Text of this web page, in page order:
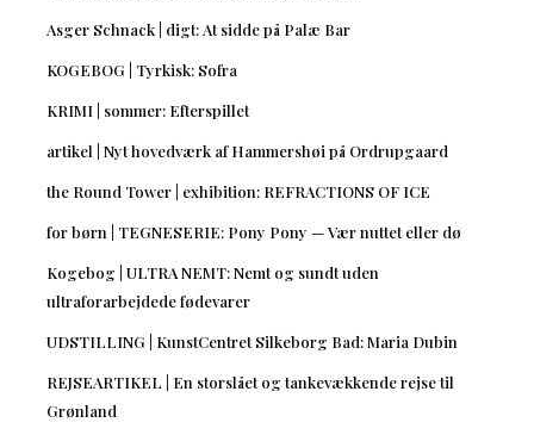
Asger Schnack | digt: At sidde på Palæ Bar
KOGEBOG | Tyrkisk: Sofra
KRIMI | sommer: Efterspillet
artikel | Nyt hovedværk af Hammershøi på Ordrupgaard
the Round Tower | exhibition: REFRACTIONS OF ICE
for børn | TEGNESERIE: Pony Pony — Vær nuttet eller dø
Kogebog | ULTRA NEMT: Nemt og sundt uden
ultraforarbejdede fødevarer
UDSTILLING | KunstCentret Silkeborg Bad: Maria Dubin
REJSEARTIKEL | En storslået og tankevækkende rejse til
Grønland